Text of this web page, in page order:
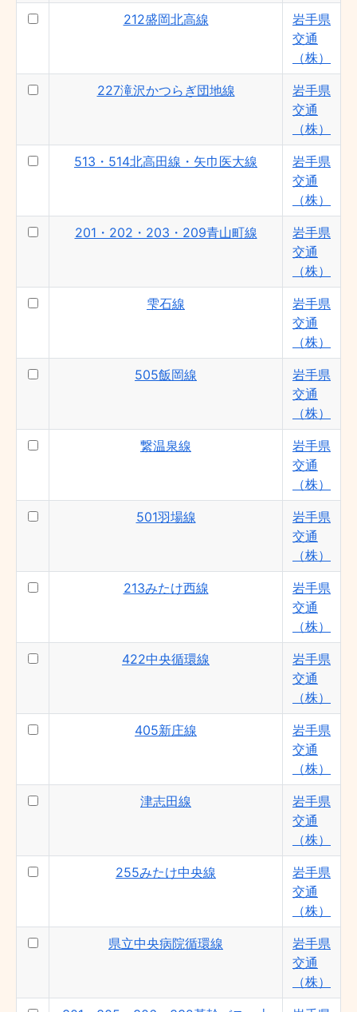
251・252厨川中央線 - 岩手県交通（株）
県立中央病院循環線 - 岩手県交通（株）
213みたけ西線 - 岩手県交通（株）
212盛岡北高線
岩手県
交通
（株）
227滝沢かつらぎ団地線
岩手県
交通
（株）
513・514北高田線・矢巾医大線
岩手県
交通
（株）
201・202・203・209青山町線
岩手県
交通
（株）
雫石線
岩手県
交通
（株）
505飯岡線
岩手県
交通
（株）
繋温泉線
岩手県
交通
（株）
501羽場線
岩手県
交通
（株）
213みたけ西線
岩手県
交通
（株）
422中央循環線
岩手県
交通
（株）
405新庄線
岩手県
交通
（株）
津志田線
岩手県
交通
（株）
255みたけ中央線
岩手県
交通
（株）
県立中央病院循環線
岩手県
交通
（株）